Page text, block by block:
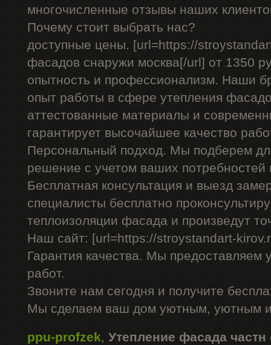
многочисленные отзывы наших
Почему стоит выбрать нас?
доступные цены. [url=https://
фасадов снаружи москва[/url] от 1350
опытность и профессионализм. Наши
опыт работы в сфере утепления
аттестованные материалы и
гарантирует высочайшее качество
Персональный подход. Мы подберем
решение с учетом ваших
Бесплатная консультация и выезд
специалисты бесплатно
теплоизоляции фасада и произведут
Наш сайт: [url=https://stroystandart-
Гарантия качества. Мы предоставляем
работ.
Звоните нам сегодня и получите
Мы сделаем ваш дом уютным, уютным
ppu-profzek, Утепление фасада частн